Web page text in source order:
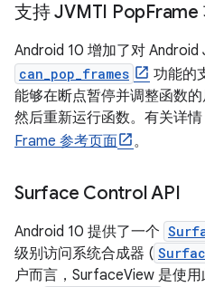
支持 JVMTI PopFrame
Android 10 增加了对 Android
can_pop_frames
功能的
能够在断点暂停并调整函数
然后重新运行函数。有关详
Frame 参考页面
。
Surface Control API
Android 10 提供了一个
级别访问系统合成器 (
户而言，SurfaceView 是使